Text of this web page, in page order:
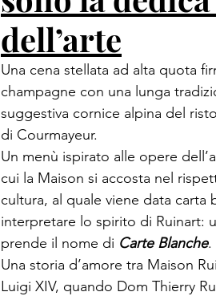
dell’arte
Una cena stellata ad alta quota
champagne con una lunga
suggestiva cornice alpina del
di Courmayeur.
Un menù ispirato alle opere
cui la Maison si accosta nel
cultura, al quale viene data carta
interpretare lo spirito di Ruinart:
prende il nome di Carte Blanche.
Una storia d’amore tra Maison
Luigi XIV, quando Dom Thierry